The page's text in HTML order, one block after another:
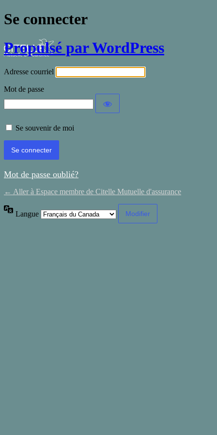
Se connecter
Propulsé par WordPress
Adresse courriel
Mot de passe
Se souvenir de moi
Mot de passe oublié?
← Aller à Espace membre de Citelle Mutuelle d'assurance
Langue